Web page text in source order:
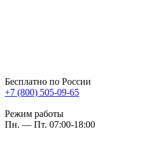
Бесплатно по России
+7 (800) 505-09-65
Режим работы
Пн. — Пт. 07:00-18:00